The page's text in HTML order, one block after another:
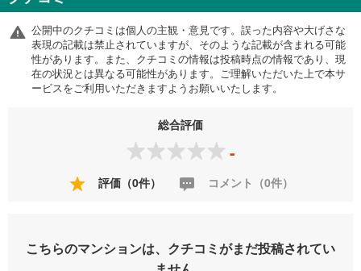
公開中のクチコミは個人の主観・意見です。誤った内容や大げさな
表現の記載は禁止されていますが、そのような記載が含まれる可能
性があります。また、クチコミの情報は投稿時点の情報であり、現
在の状況とは異なる可能性があります。ご理解いただいた上で本サ
ービスをご利用いただきますようお願いいたします。
総合評価
-
評価（0件） コメント（0件）
こちらのマンションは、クチコミがまだ投稿されてい